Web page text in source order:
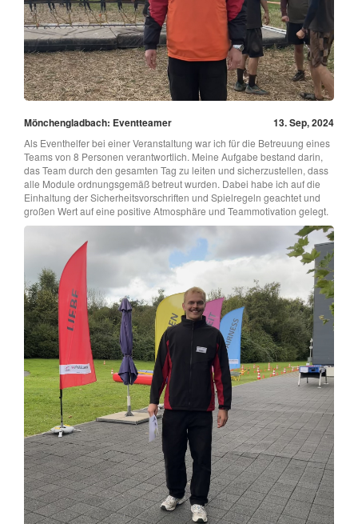
Mönchengladbach: Eventteamer 13. Sep, 2024
Als Eventhelfer bei einer Veranstaltung war ich für die Betreuung eines
Teams von 8 Personen verantwortlich. Meine Aufgabe bestand darin,
das Team durch den gesamten Tag zu leiten und sicherzustellen, dass
alle Module ordnungsgemäß betreut wurden. Dabei habe ich auf die
Einhaltung der Sicherheitsvorschriften und Spielregeln geachtet und
großen Wert auf eine positive Atmosphäre und Teammotivation gelegt.